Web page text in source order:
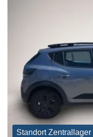
Standort Zentrallager